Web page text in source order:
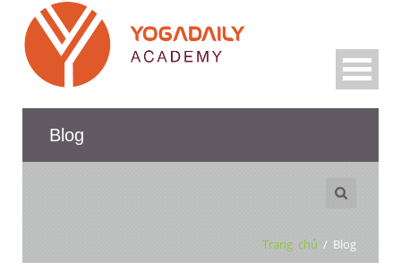
Blog
Trang chủ / Blog